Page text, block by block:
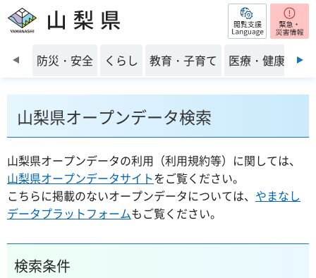
山梨県 閲覧支援
前のスライドを表示
防災・安全 くらし 教育・子育て 医療・健康・福
山梨県オープンデータ検索
山梨県オープンデータの利用（利用規約等）に関しては、
山梨県オープンデータサイトをご覧ください。
こちらに掲載のないオープンデータについては、 やまなし
データプラットフォームもご覧ください。
検索条件